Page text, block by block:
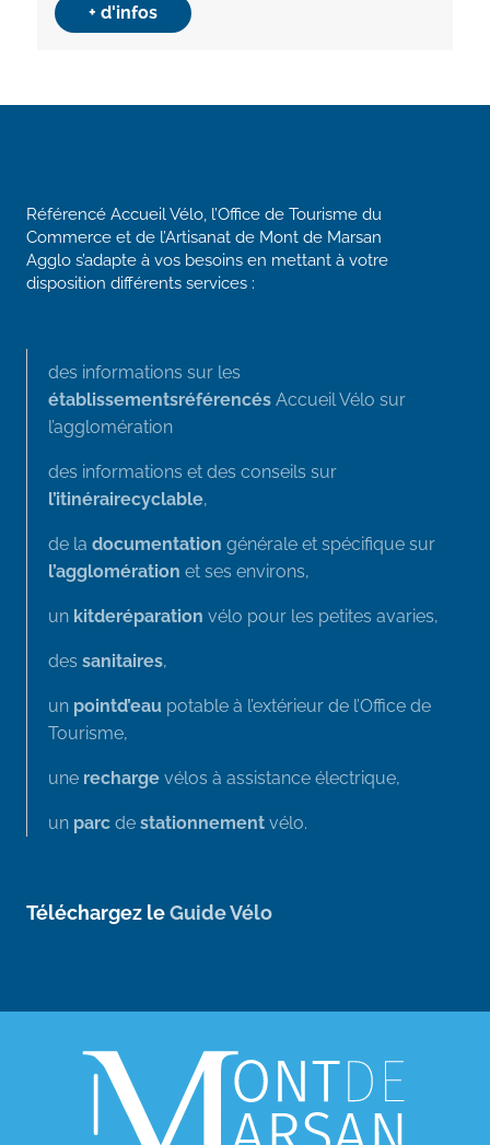
+ d'infos
Référencé Accueil Vélo, l’Office de Tourisme du
Commerce et de l’Artisanat de Mont de Marsan
Agglo s’adapte à vos besoins en mettant à votre
disposition différents services :
des informations sur les
établissementsréférencés Accueil Vélo sur
l’agglomération
des informations et des conseils sur
l’itinérairecyclable,
de la documentation générale et spécifique sur
l’agglomération et ses environs,
un kitderéparation vélo pour les petites avaries,
des sanitaires,
un pointd’eau potable à l’extérieur de l’Office de
Tourisme,
une recharge vélos à assistance électrique,
un parc de stationnement vélo.
Téléchargez leGuide Vélo